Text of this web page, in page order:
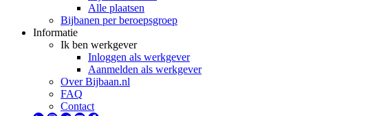
Alle plaatsen
Bijbanen per beroepsgroep
Informatie
Ik ben werkgever
Inloggen als werkgever
Aanmelden als werkgever
Over Bijbaan.nl
FAQ
Contact